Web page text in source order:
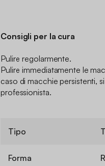
Consigli per la cura
Pulire regolarmente.
Pulire immediatamente le
caso di macchie persistenti,
professionista.
Tipo
Forma